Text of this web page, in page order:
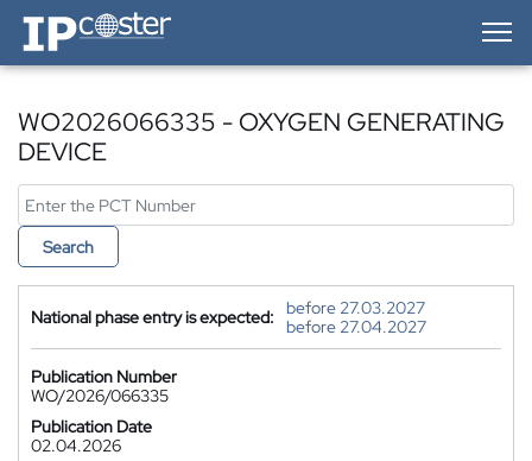
IP-Coster — Home
WO2026066335 - OXYGEN GENERATING
DEVICE
Search
National phase entry is expected:
before 27.03.2027
before 27.04.2027
Publication Number
WO/2026/066335
Publication Date
02.04.2026